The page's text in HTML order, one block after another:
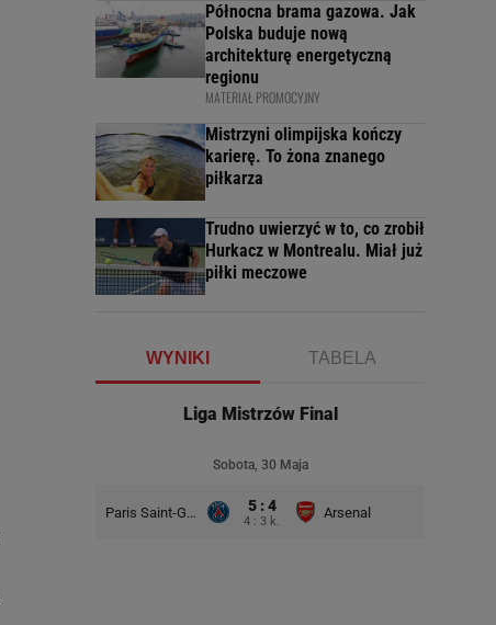
Północna brama gazowa. Jak
Polska buduje nową
architekturę energetyczną
regionu
MATERIAŁ PROMOCYJNY
Mistrzyni olimpijska kończy
karierę. To żona znanego
piłkarza
Trudno uwierzyć w to, co zrobił
Hurkacz w Montrealu. Miał już
piłki meczowe
WYNIKI TABELA
Liga Mistrzów Final
Sobota, 30 Maja
Paris Saint-Germain 5 : 4
4 : 3 k.
Arsenal